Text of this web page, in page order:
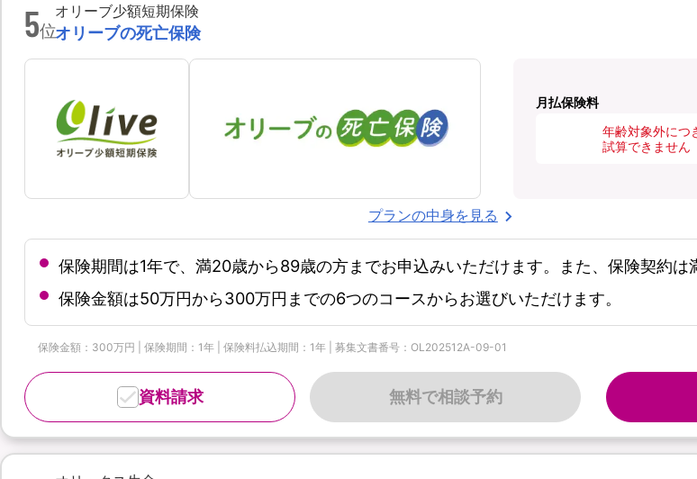
5位
オリーブ少額短期保険
オリーブの死亡保険
月払保険料
年齢対象外につ
試算できません
プランの中身を見る
保険期間は1年で、満20歳から89歳の方までお申込みいただけます。また、保険契約は
保険金額は50万円から300万円までの6つのコースからお選びいただけます。
保険金額：300万円 | 保険期間：1年 | 保険料払込期間：1年 | 募集文書番号：OL202512A-09-01
無料で相談予約
資料請求